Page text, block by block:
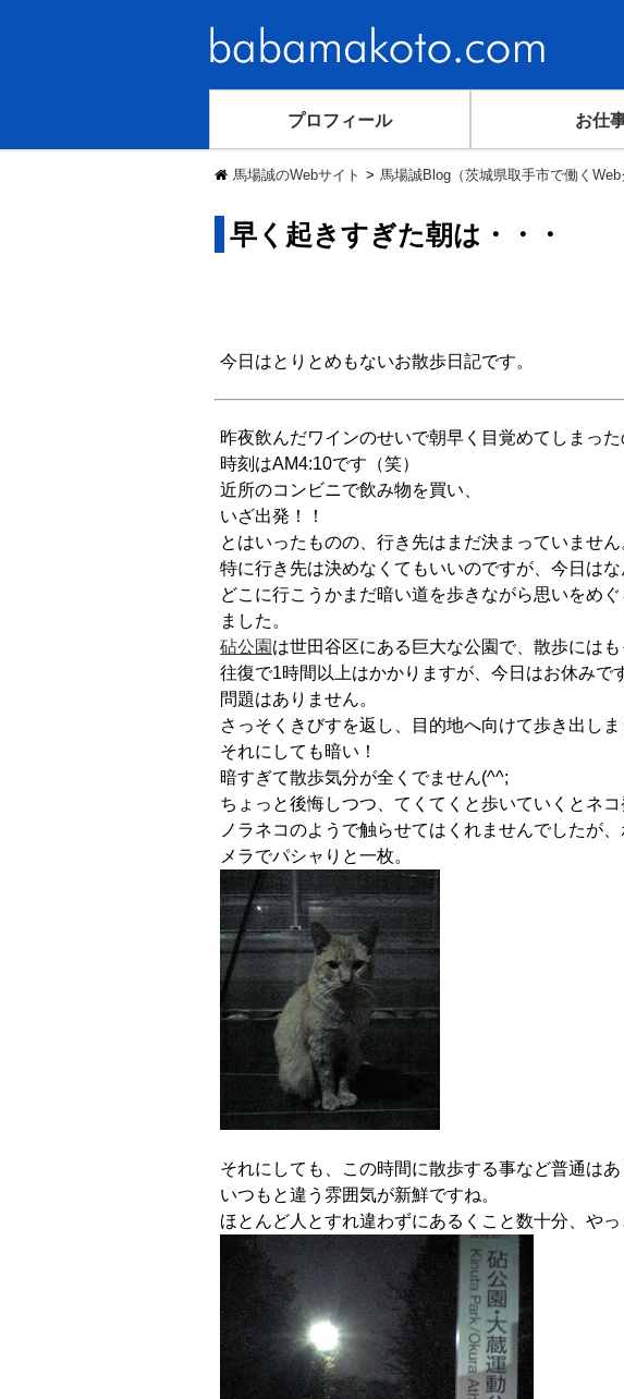
プロフィール お仕
馬場誠のWebサイト 馬場誠Blog（茨城県取手市で働くWeb
早く起きすぎた朝は・・・
今日はとりとめもないお散歩日記です。
昨夜飲んだワインのせいで朝早く目覚めてしまった
時刻はAM4:10です（笑）
近所のコンビニで飲み物を買い、
いざ出発！！
とはいったものの、行き先はまだ決まっていません
特に行き先は決めなくてもいいのですが、今日はな
どこに行こうかまだ暗い道を歩きながら思いをめ
ました。
砧公園 は世田谷区にある巨大な公園で、散歩にはも
往復で1時間以上はかかりますが、今日はお休みで
問題はありません。
さっそくきびすを返し、目的地へ向けて歩き出しま
それにしても暗い！
暗すぎて散歩気分が全くでません(^^;
ちょっと後悔しつつ、てくてくと歩いていくとネコ
ノラネコのようで触らせてはくれませんでしたが
メラでパシャりと一枚。
それにしても、この時間に散歩する事など普通はあ
いつもと違う雰囲気が新鮮ですね。
ほとんど人とすれ違わずにあるくこと数十分、やっ